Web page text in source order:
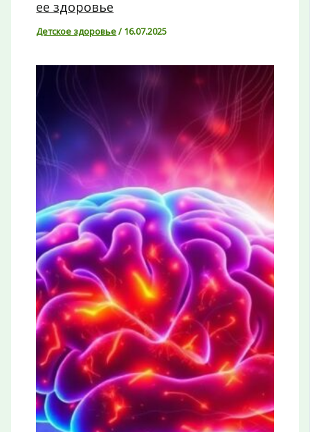
ее здоровье
Детское здоровье/ 16.07.2025